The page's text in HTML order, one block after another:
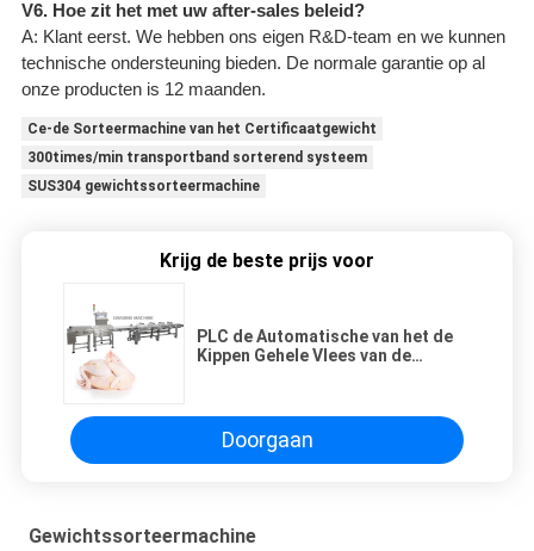
V6. Hoe zit het met uw after-sales beleid?
A: Klant eerst. We hebben ons eigen R&D-team en we kunnen
technische ondersteuning bieden. De normale garantie op al
onze producten is 12 maanden.
Ce-de Sorteermachine van het Certificaatgewicht
300times/min transportband sorterend systeem
SUS304 gewichtssorteermachine
Krijg de beste prijs voor
PLC de Automatische van het de
Kippen Gehele Vlees van de
Doorgaan
Gewichtssorteermachine